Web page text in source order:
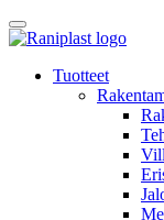
Skip
to
Tuotteet